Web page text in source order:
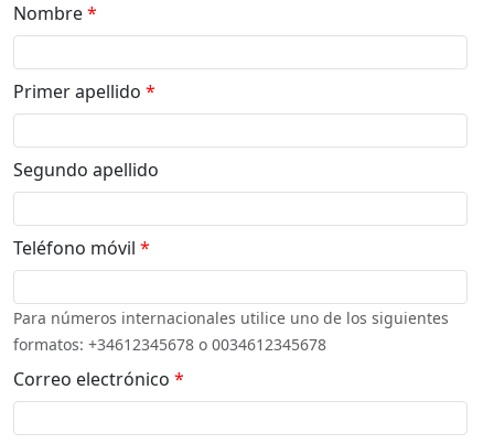
Nombre*
Primer apellido *
Segundo apellido
Teléfono móvil *
Para números internacionales utilice uno de los siguientes
formatos: +34612345678 o 0034612345678
Correo electrónico *